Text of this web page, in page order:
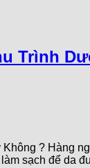
Trình
? Hàng
sạch để da